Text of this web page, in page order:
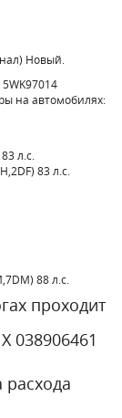
Новый.
на автомобилях:
83 л.с.
83 л.с.
88 л.с.
проходит
038906461
расхода